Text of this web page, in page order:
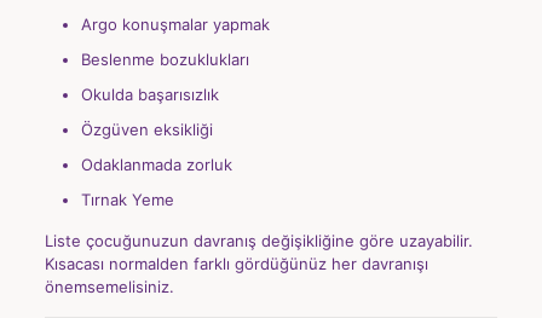
Argo konuşmalar yapmak
Beslenme bozuklukları
Okulda başarısızlık
Özgüven eksikliği
Odaklanmada zorluk
Tırnak Yeme
Liste çocuğunuzun davranış değişikliğine göre uzayabilir.
Kısacası normalden farklı gördüğünüz her davranışı
önemsemelisiniz.